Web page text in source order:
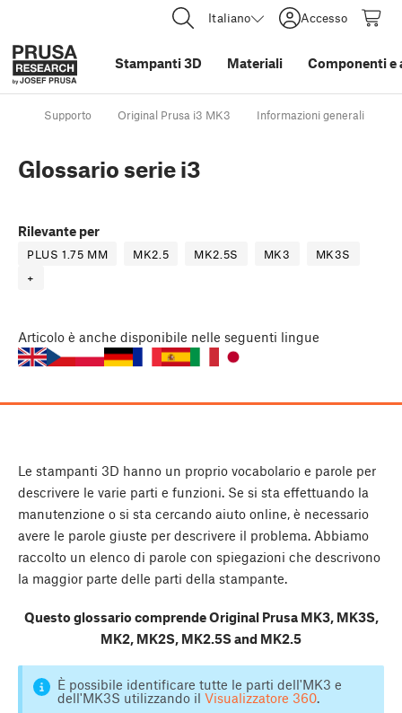
Italiano Accesso
Stampanti 3D Materiali Componenti e
Supporto Original Prusa i3 MK3 Informazioni generali
Glossario serie i3
Rilevante per
PLUS 1.75 MM MK2.5 MK2.5S MK3
MK3S
+
Articolo è anche disponibile nelle seguenti lingue
Le stampanti 3D hanno un proprio vocabolario e parole per
descrivere le varie parti e funzioni. Se si sta effettuando la
manutenzione o si sta cercando aiuto online, è necessario
avere le parole giuste per descrivere il problema. Abbiamo
raccolto un elenco di parole con spiegazioni che descrivono
la maggior parte delle parti della stampante.
Questo glossario comprende Original Prusa MK3, MK3S,
MK2, MK2S, MK2.5S and MK2.5
È possibile identificare tutte le parti dell'MK3 e
dell'MK3S utilizzando il Visualizzatore 360.